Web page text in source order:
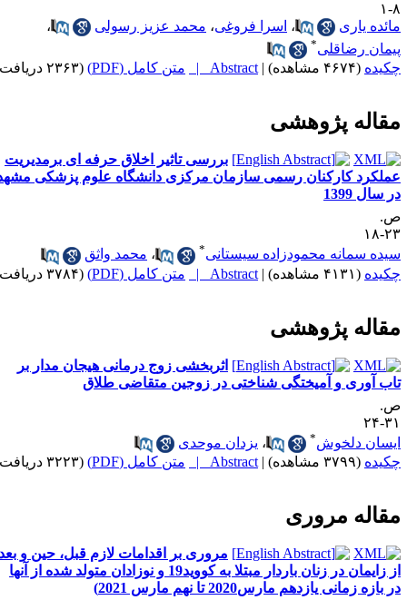
یاری
،اسرا فروغی، محمد عزیز رسولی
،
رضاقلی
(۴۶۷۴ مشاهده) |
Abstract | متن کامل (PDF) (۲۳۶۳ دریافت)
پژوهشی
بررسی تاثیر اخلاق حرفه ای برمدیریت
کارکنان رسمی سازمان مرکزی دانشگاه علوم پزشکی مشهد
سال 1399
۱۸
سمانه محمودزاده سیستانی
،محمد واثق
(۴۱۳۱ مشاهده) |
Abstract | متن کامل (PDF) (۳۷۸۴ دریافت)
پژوهشی
اثربخشی زوج درمانی هیجان مدار بر
آوری و آمیختگی شناختی در زوجین متقاضی طلاق
۲۴
دلخوش* ،یزدان موحدی
(۳۷۹۹ مشاهده) |
Abstract | متن کامل (PDF) (۳۲۲۳ دریافت)
مروری
مروری بر اقدامات لازم قبل، حین و بعد
از زایمان در زنان باردار مبتلا به کووید19 و نوزادان متولد شده از آنها
بازه زمانی یازدهم مارس2020 تا نهم مارس 2021)